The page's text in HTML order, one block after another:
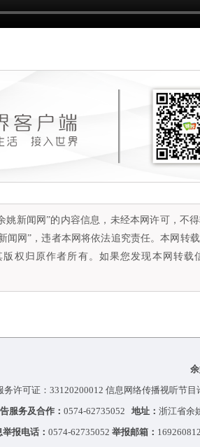
姚新闻网”的内容信息，未经本网许可，不
闻网”，违者本网将依法追究责任。本网转
权归原作者所有。如果您发现本网转载
许可证：33120200012 信息网络传播视听节目
服务及合作： 0574-62735052 地址： 浙江省余
报电话： 0574-62735052 举报邮箱：